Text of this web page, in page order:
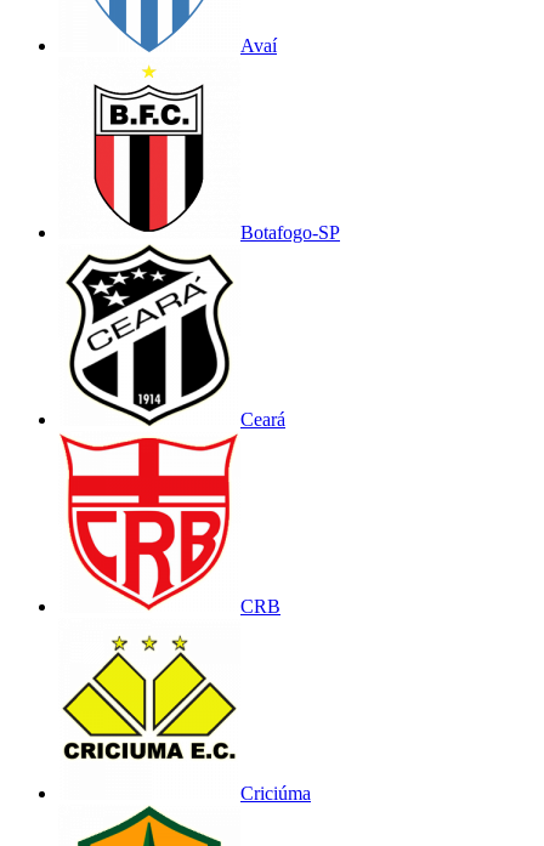
Avaí
Botafogo-SP
Ceará
CRB
Criciúma